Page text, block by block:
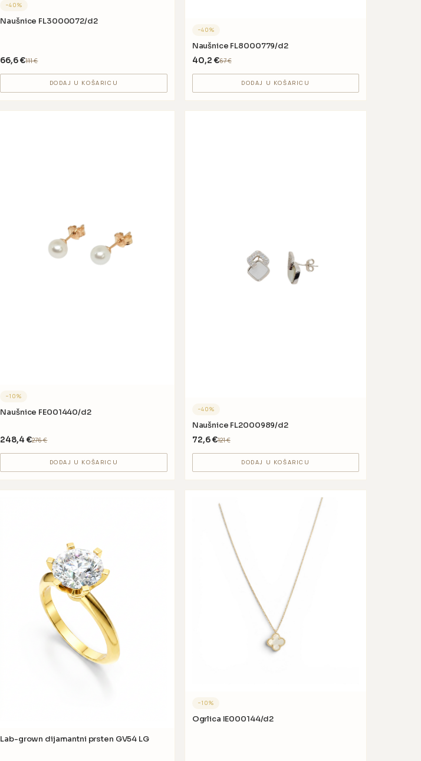
−40%
Naušnice FL3000072/d2
66,6€111€
DODAJ U KOŠARICU
−40%
Naušnice FL8000779/d2
40,2 €67€
DODAJ U KOŠARICU
−10%
Naušnice FE001440/d2
248,4 €276€
DODAJ U KOŠARICU
−40%
Naušnice FL2000989/d2
72,6€121€
DODAJ U KOŠARICU
Lab-grown dijamantni prsten GV54 LG
−10%
Ogrlica IE000144/d2